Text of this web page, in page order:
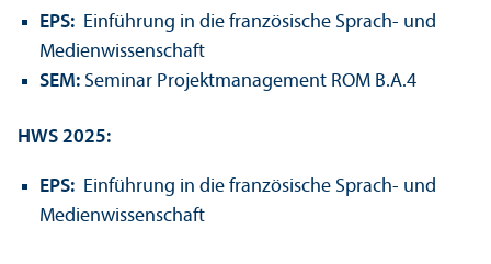
EPS: Einführung in die französische Sprach- und
Medien­wissenschaft
SEM: Seminar Projekt­management ROM B.A.4
HWS 2025:
EPS: Einführung in die französische Sprach- und
Medien­wissenschaft